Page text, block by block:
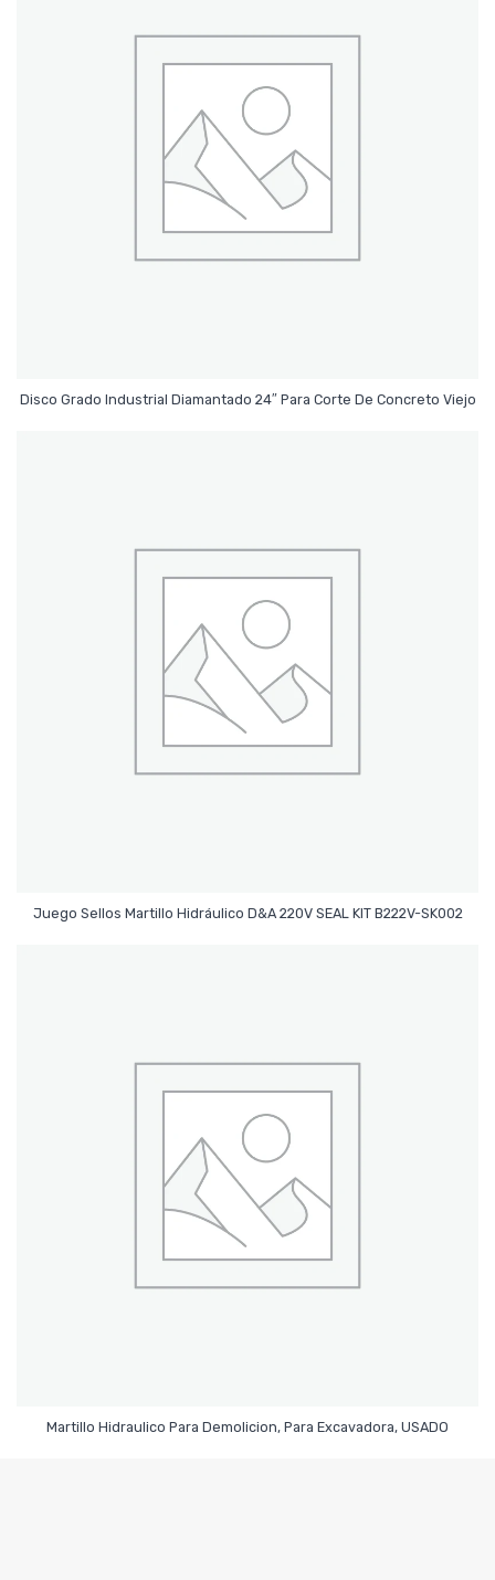
Disco Grado Industrial Diamantado 24″ Para Corte De Concreto Viejo
Juego Sellos Martillo Hidráulico D&A 220V SEAL KIT B222V-SK002
Martillo Hidraulico Para Demolicion, Para Excavadora, USADO